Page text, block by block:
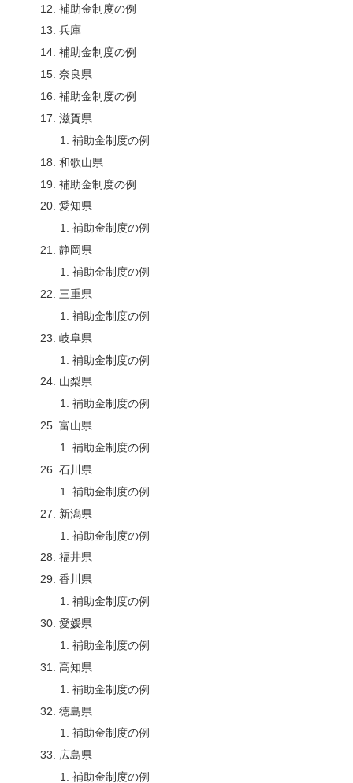
補助金制度の例
兵庫
補助金制度の例
奈良県
補助金制度の例
滋賀県
補助金制度の例
和歌山県
補助金制度の例
愛知県
補助金制度の例
静岡県
補助金制度の例
三重県
補助金制度の例
岐阜県
補助金制度の例
山梨県
補助金制度の例
富山県
補助金制度の例
石川県
補助金制度の例
新潟県
補助金制度の例
福井県
香川県
補助金制度の例
愛媛県
補助金制度の例
高知県
補助金制度の例
徳島県
補助金制度の例
広島県
補助金制度の例